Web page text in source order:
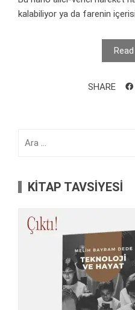
kalabiliyor ya da farenin
SHARE
KİTAP TAVSİYESİ